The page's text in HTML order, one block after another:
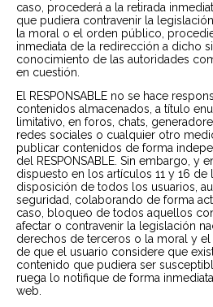
caso, procederá a la retirada
que pudiera contravenir la
la moral o el orden público,
inmediata de la redirección a dicho
conocimiento de las autoridades
en cuestión.
El RESPONSABLE no se hace
contenidos almacenados, a título
limitativo, en foros, chats,
redes sociales o cualquier otro
publicar contenidos de forma
del RESPONSABLE. Sin embargo, y
dispuesto en los artículos 11 y 16 de
disposición de todos los usuarios,
seguridad, colaborando de forma
caso, bloqueo de todos aquellos
afectar o contravenir la legislación
derechos de terceros o la moral y
de que el usuario considere que
contenido que pudiera ser
ruega lo notifique de forma
web.